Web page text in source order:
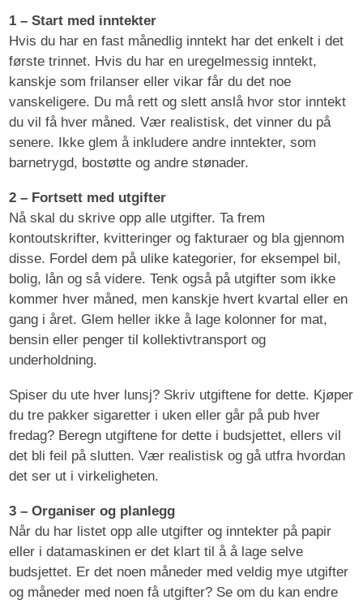
1 – Start med inntekter
Hvis du har en fast månedlig inntekt har det enkelt i det
første trinnet. Hvis du har en uregelmessig inntekt,
kanskje som frilanser eller vikar får du det noe
vanskeligere. Du må rett og slett anslå hvor stor inntekt
du vil få hver måned. Vær realistisk, det vinner du på
senere. Ikke glem å inkludere andre inntekter, som
barnetrygd, bostøtte og andre stønader.
2 – Fortsett med utgifter
Nå skal du skrive opp alle utgifter. Ta frem
kontoutskrifter, kvitteringer og fakturaer og bla gjennom
disse. Fordel dem på ulike kategorier, for eksempel bil,
bolig, lån og så videre. Tenk også på utgifter som ikke
kommer hver måned, men kanskje hvert kvartal eller en
gang i året. Glem heller ikke å lage kolonner for mat,
bensin eller penger til kollektivtransport og
underholdning.
Spiser du ute hver lunsj? Skriv utgiftene for dette. Kjøper
du tre pakker sigaretter i uken eller går på pub hver
fredag? Beregn utgiftene for dette i budsjettet, ellers vil
det bli feil på slutten. Vær realistisk og gå utfra hvordan
det ser ut i virkeligheten.
3 – Organiser og planlegg
Når du har listet opp alle utgifter og inntekter på papir
eller i datamaskinen er det klart til å å lage selve
budsjettet. Er det noen måneder med veldig mye utgifter
og måneder med noen få utgifter? Se om du kan endre